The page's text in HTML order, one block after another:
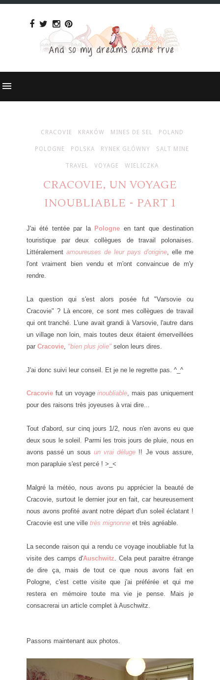
CRACOVIE KRAKÓW MINES DE SEL POLAND
POLOGNE POLSKA RYNEK GŁÓWNY SALT MINE
TRAVEL VOYAGE WIELICZKA
CRACOVIE, UN VOYAGE
INOUBLIABLE - PART 1
J'ai été tentée par la Pologne en tant que destination
touristique par deux collègues de travail polonaises.
Littéralement amoureuses de leur pays d'origine, elle me
l'ont vraiment bien vendu et m'ont convaincue de m'y
rendre.
La question qui s'est alors posée fut "Varsovie ou
Cracovie" ? Là encore, ce sont mes collègues de travail
qui ont tranché. L'une avait grandi à Varsovie, l'autre dans
un village non loin, mais toutes deux étaient émerveillées
par Cracovie, "bien plus jolie" selon leurs dires.
J'ai donc suivi leur conseil. Et je ne le regrette pas. ^_^
Cracovie fut un voyageinoubliable, mais pas uniquement
pour des raisons très joyeuses à vrai dire...
Tout d'abord, sur cinq jours 1/2, nous n'en avons eu que
deux sous le soleil. Parmi les trois jours de pluie, nous en
avons passé un sous un vrai déluge !! Je vous assure,
mon parapluie s'est percé ! >_<
Malgré la météo, nous avons pu apprécier la beauté de
Cracovie, surtout le dernier jour en fait, car heureusement
nous avons profité avant notre départ d'un soleil éclatant !
Cracovie est une ville très mignonne et très agréable.
La seconde raison qui a rendu ce voyage inoubliable fut la
visite des camps d'Auschwitz. Cela peut paraitre étrange
de dire ça, mais de tout ce que nous avons fait en
Pologne, c'est cette visite que j'ai préférée et qui me
restera en mémoire toute ma vie je pense. Mais je
consacrerai un article complet à Auschwitz.
Passons maintenant aux photos.